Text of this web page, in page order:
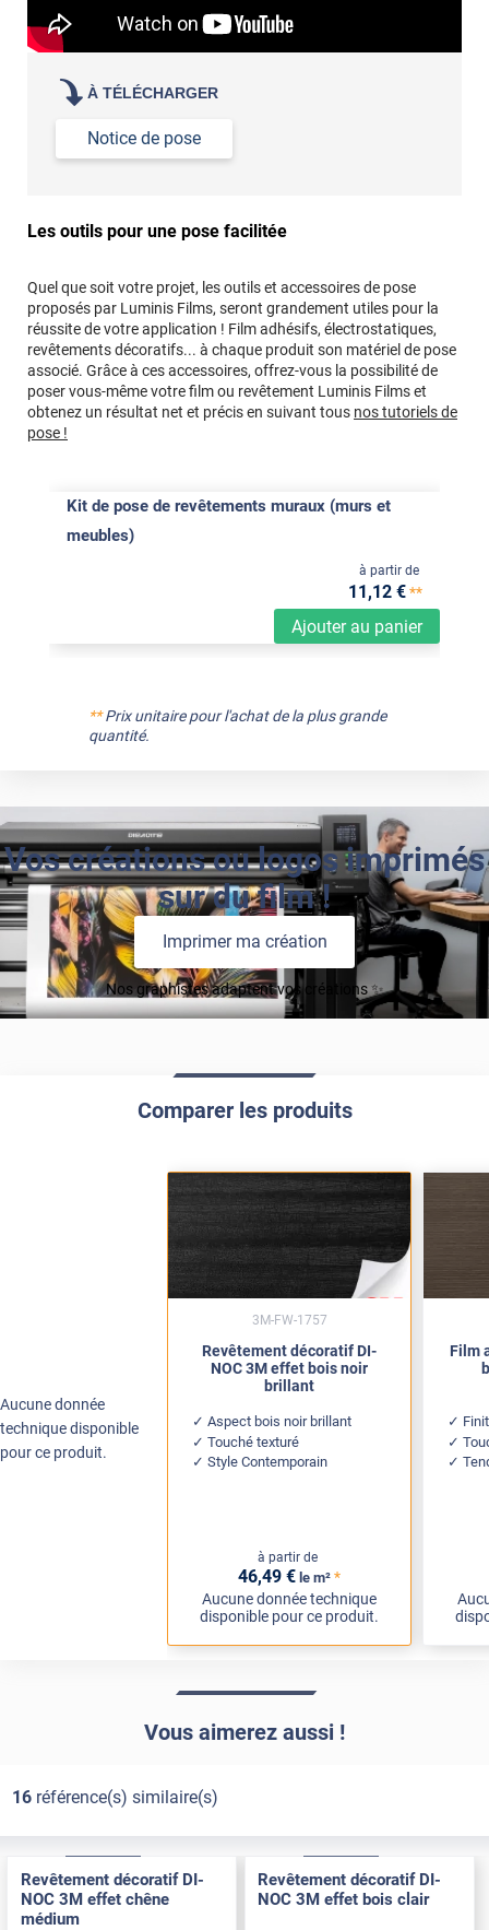
À TÉLÉCHARGER
Notice de pose
Les outils pour une pose facilitée
Quel que soit votre projet, les outils et accessoires de pose
proposés par Luminis Films, seront grandement utiles pour la
réussite de votre application ! Film adhésifs, électrostatiques,
revêtements décoratifs... à chaque produit son matériel de pose
associé. Grâce à ces accessoires, offrez-vous la possibilité de
poser vous-même votre film ou revêtement Luminis Films et
obtenez un résultat net et précis en suivant tous nos tutoriels de
pose !
Kit de pose de revêtements muraux (murs et
meubles)
Ajouter au panier
à partir de
11,12 €**
**Prix unitaire pour l'achat de la plus grande
quantité.
Vos créations ou logos imprimés
sur du film !
Imprimer ma création
Nos graphistes adaptent vos créations ✨
Comparer les produits
Aucune donnée
technique disponible
pour ce produit.
Revêtement décoratif DI-
NOC 3M effet bois noir
brillant
Aspect bois noir brillant
Touché texturé
Style Contemporain
à partir de
46,49 € le m² *
Aucune donnée technique
disponible pour ce produit.
3M-FW-1757
Film
Vous aimerez aussi !
16référence(s) similaire(s)
Revêtement décoratif DI-
NOC 3M effet chêne
médium
Revêtement décoratif DI-
NOC 3M effet bois clair